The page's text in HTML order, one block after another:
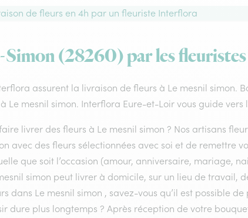
de fleurs en 4h par un fleuriste Interflora
(28260) par les
assurent la livraison de fleurs à Le mesnil simon.
Le mesnil simon. Interflora Eure-et-Loir vous guide
livrer des fleurs à Le mesnil simon ? Nos artisans
avec des fleurs sélectionnées avec soi et de remettre
que soit l’occasion (amour, anniversaire, mariage,
simon peut livrer à domicile, sur un lieu de travail,
dans Le mesnil simon , savez-vous qu’il est possible
dure plus longtemps ? Après réception de votre